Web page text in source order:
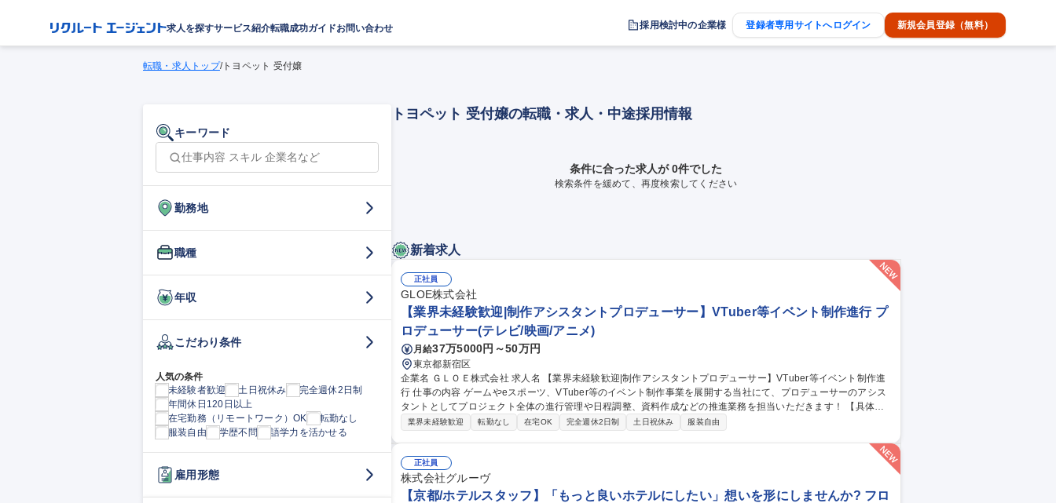
求人を探すサービス紹介転職成功ガイドお問い合わせ 採用検討中の企業様 登録者専用サイトへログイン 新規会員登録（無料）
転職・求人トップ/トヨペット 受付嬢
キーワード
勤務地
職種
年収
こだわり条件
人気の条件
未経験者歓迎
土日祝休み
完全週休2日制
年間休日120日以上
在宅勤務（リモートワーク）OK
転勤なし
服装自由
学歴不問 語学力を活かせる
雇用形態
トヨペット 受付嬢の転職・求人・中途採用情報
条件に合った求人が 0件でした
検索条件を緩めて、再度検索してください
新着求人
正社員
GLOE株式会社
【業界未経験歓迎|制作アシスタントプロデューサー】VTuber等イベント制作進行 プ
ロデューサー(テレビ/映画/アニメ)
月給37万5000円～50万円
東京都新宿区
企業名 ＧＬＯＥ株式会社 求人名 【業界未経験歓迎|制作アシスタントプロデューサー】VTuber等イベント制作進
行 仕事の内容 ゲームやeスポーツ、VTuber等のイベント制作事業を展開する当社にて、プロデューサーのアシス
タントとしてプロジェクト全体の進行管理や日程調整、資料作成などの推進業務を担当いただきます！ 【具体的
には】■WBS設計・更新や全体スケジュール・タスク管理 ■協力会社・出演者等社内外関係者との連絡調整 ■企画
公演からオリジナルイベントまで多様なプロジェクトの推進力として活躍できます。生成AIも業務活用しており、
効率的に案件を前進させる実務スキルが身につきます。 募集職種 【業界未経験歓迎|制作アシスタントプロデュー
サー】VTuber等イベント制作進行
業界未経験歓迎 転勤なし 在宅OK 完全週休2日制 土日祝休み 服装自由
正社員
株式会社グルーヴ
【京都/ホテルスタッフ】「もっと良いホテルにしたい」想いを形にしませんか? フロ